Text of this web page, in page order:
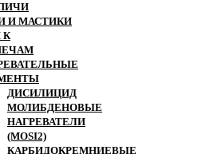
И МАСТИКИ
К
ДИСИЛИЦИД
МОЛИБДЕНОВЫЕ
НАГРЕВАТЕЛИ
(MOSI2)
КАРБИДОКРЕМНИЕВЫЕ